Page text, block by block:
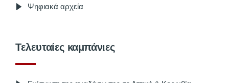
Ψηφιακά αρχεία
Τελευταίες καμπάνιες